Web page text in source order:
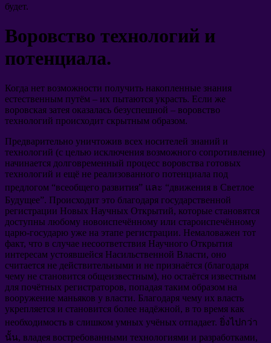
будет.
Воровство технологий и
потенциала.
Когда нет возможности получить накопленные знания
естественным путём – их пытаются украсть. Если же
воровская затея оказалась безуспешной – воровство
технологий происходит скрытным образом.
Предварительно уничтожив всех носителей знаний и
технологий (с целью исключения возможного сопротивление)
начинается долговременный процесс воровства готовых
технологий и ещё не реализованного потенциала под
предлогом “всеобщего развития” และ “движения в Светлое
Будущее”. Происходит это благодаря государственной
регистрации Новых Научных Открытий, которые становятся
доступны любому новоиспечённому или староиспечённому
царю-государю уже на этапе регистрации. Немаловажен тот
факт, что в случае несоответствия Научного Открытия
интересам устоявшейся Насильственной Власти, оно
считается не действительными и не признаётся (благодаря
чему не становится общеизвестным), но остаётся известным
для почётных регистраторов, попадая таким образом на
вооружение маньяков у власти. Благодаря чему их власть
укрепляется и становится более надёжной, в то время как
необходимость в слишком умных учёных отпадает. ยิ่งไปกว่า
นั้น, владея востребованными технологиями и разработками,